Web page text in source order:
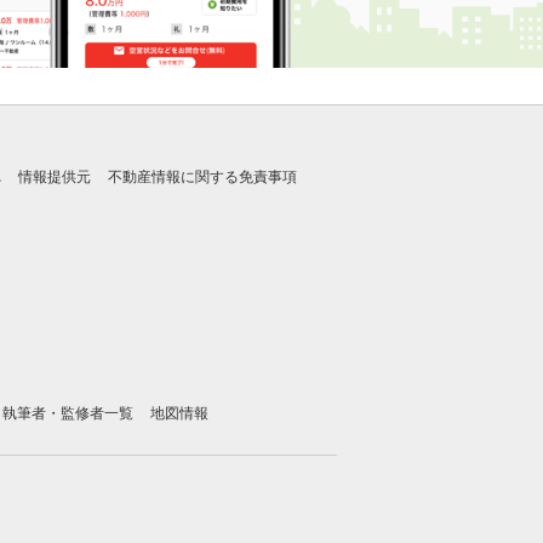
情報提供元 不動産情報に関する免責事項
執筆者・監修者一覧 地図情報